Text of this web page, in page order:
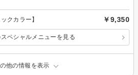
クカラー】 ￥9,350
ペシャルメニューを見る
他の情報を表示